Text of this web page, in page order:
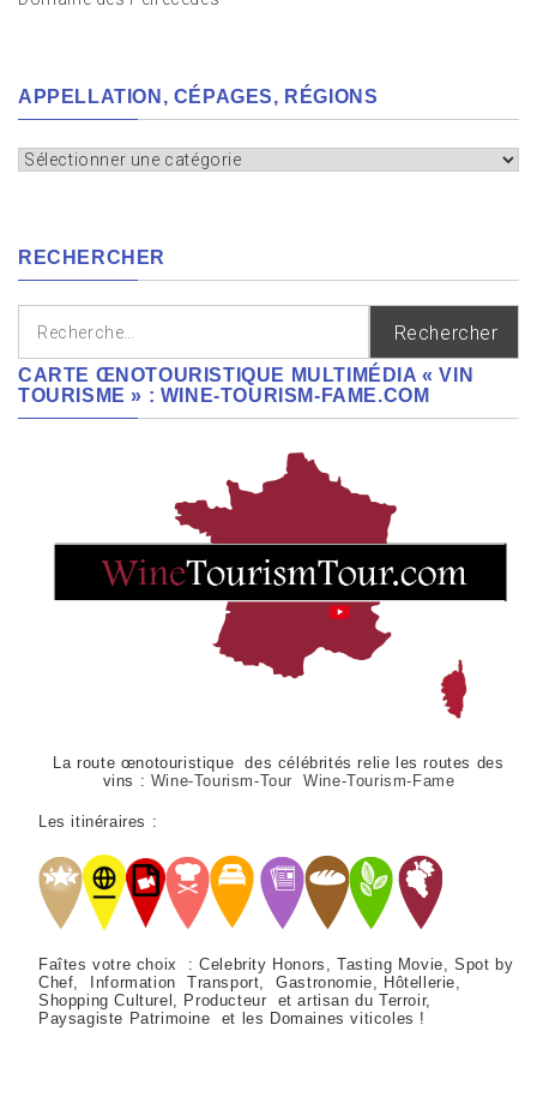
APPELLATION, CÉPAGES, RÉGIONS
Appellation,
RECHERCHER
Rechercher :
CARTE ŒNOTOURISTIQUE MULTIMÉDIA « VIN
TOURISME » : WINE-TOURISM-FAME.COM
La route œnotouristique des célébrités relie les routes des
vins : Wine-Tourism-Tour Wine-Tourism-Fame
Les itinéraires :
Faîtes votre choix : Celebrity Honors, Tasting Movie, Spot by
Chef, Information Transport, Gastronomie, Hôtellerie,
Shopping Culturel, Producteur et artisan du Terroir,
Paysagiste Patrimoine et les Domaines viticoles !